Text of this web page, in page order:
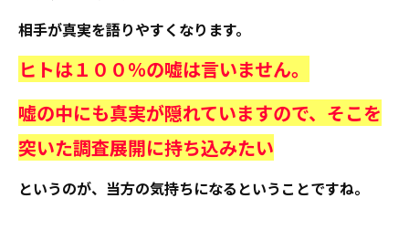
相手が真実を語りやすくなります。
ヒトは１００％の嘘は言いません。
嘘の中にも真実が隠れていますので、そこを
突いた調査展開に持ち込みたい
というのが、当方の気持ちになるということですね。